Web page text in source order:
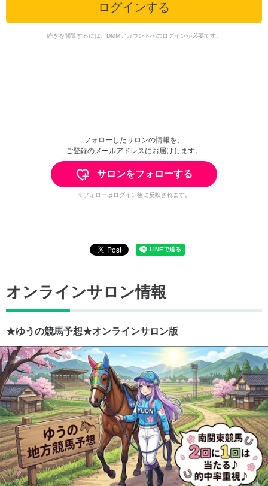
ログインする
続きを閲覧するには、DMMアカウントへのログインが必要です。
フォローしたサロンの情報を、
ご登録のメールアドレスにお届けします。
サロンをフォローする
※フォローはログイン後に反映されます。
オンラインサロン情報
★ゆうの競馬予想★オンラインサロン版